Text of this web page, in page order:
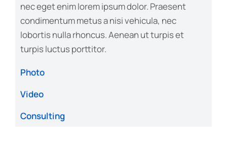
nec eget enim lorem ipsum dolor. Praesent
condimentum metus a nisi vehicula, nec
lobortis nulla rhoncus. Aenean ut turpis et
turpis luctus porttitor.
Photo
Video
Consulting